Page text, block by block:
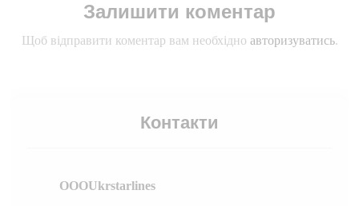
Залишити коментар
Щоб відправити коментар вам необхідно авторизуватись.
Контакти
OOOUkrstarlines